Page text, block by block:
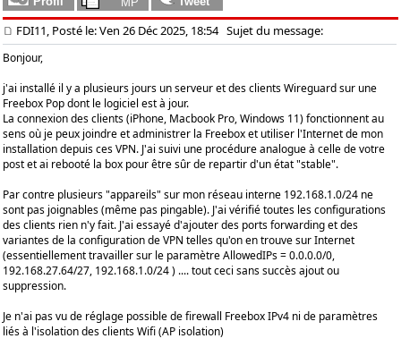
FDI11, Posté le: Ven 26 Déc 2025, 18:54Sujet du message:
Bonjour,
j'ai installé il y a plusieurs jours un serveur et des clients Wireguard sur une
Freebox Pop dont le logiciel est à jour.
La connexion des clients (iPhone, Macbook Pro, Windows 11) fonctionnent au
sens où je peux joindre et administrer la Freebox et utiliser l'Internet de mon
installation depuis ces VPN. J'ai suivi une procédure analogue à celle de votre
post et ai rebooté la box pour être sûr de repartir d'un état "stable".
Par contre plusieurs "appareils" sur mon réseau interne 192.168.1.0/24 ne
sont pas joignables (même pas pingable). J'ai vérifié toutes les configurations
des clients rien n'y fait. J'ai essayé d'ajouter des ports forwarding et des
variantes de la configuration de VPN telles qu'on en trouve sur Internet
(essentiellement travailler sur le paramètre AllowedIPs = 0.0.0.0/0,
192.168.27.64/27, 192.168.1.0/24 ) .... tout ceci sans succès ajout ou
suppression.
Je n'ai pas vu de réglage possible de firewall Freebox IPv4 ni de paramètres
liés à l'isolation des clients Wifi (AP isolation)